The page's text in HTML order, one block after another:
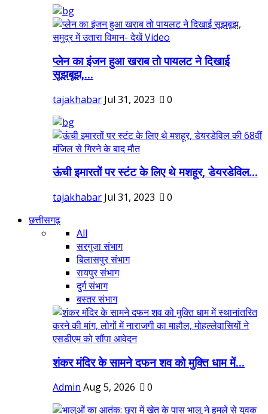
प्लेन का इंजन हुआ खराब तो पायलट ने दिखाई
सूझबूझ,...
tajakhabar Jul 31, 2023 0
ऊंची इमारतों पर स्टंट के लिए थे मशहूर, डेयरडेविल...
tajakhabar Jul 31, 2023
0
छत्तीसगढ़
All
सरगुजा संभाग
बिलासपुर संभाग
रायपुर संभाग
दुर्ग संभाग
बस्तर संभाग
शंकर मंदिर के सामने दफन शव को मुक्ति धाम में...
Admin Aug 5, 2026 0